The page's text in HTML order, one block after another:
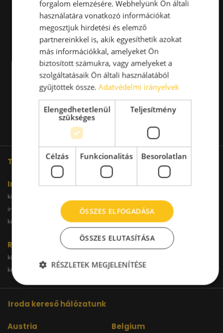
További oldalaink
Iroda
kiadoiroda.info
irodakiadobudapest.hu
kiadoirodabudaors.hu
kiadoirodagyor.hu
Raktár
kiadoraktarbudapest.hu
kiadoraktardebrecen.hu
raktarszekesfehervar.hu
Iroda kereső hálózatunk
Austria Belgium
forgalom elemzésére. Webhelyünk Ön általi
használatára vonatkozó információkat
megosztjuk hirdetési és elemző
partnereinkkel is, akik egyesíthetik azokat
más információkkal, amelyeket Ön
biztosított számukra, vagy amelyeket a
szolgáltatásaik Ön általi használatából
gyűjtöttek össze.Adatvédelmi irányelvek
Elengedhetetlenül
szükséges
Teljesítmény
Célzás Funkcionalitás Besorolatlan
ÖSSZES ELFOGADÁSA
ÖSSZES ELUTASÍTÁSA
RÉSZLETEK MEGJELENÍTÉSE